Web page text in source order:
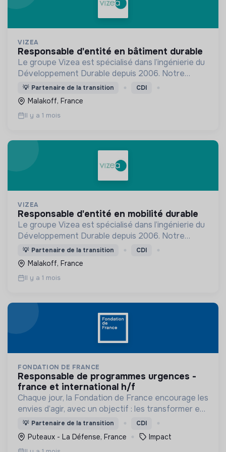
VIZEA
responsable d'entité en bâtiment durable
Le groupe Vizea est spécialisé dans l’ingénierie du
Développement Durable depuis 2006. Notre
objectif est de: "Rendre possible la transformation
de notre Société pour préserver la planète".
💡 Partenaire de la transition CDI
Malakoff, France
Il y a 1 mois
VIZEA
responsable d'entité en mobilité durable
Le groupe Vizea est spécialisé dans l’ingénierie du
Développement Durable depuis 2006. Notre
objectif est de: "Rendre possible la transformation
de notre Société pour préserver la planète".
💡 Partenaire de la transition CDI
Malakoff, France
Il y a 1 mois
FONDATION DE FRANCE
responsable de programmes urgences -
france et international h/f
Chaque jour, la Fondation de France encourage les
envies d’agir, avec un objectif : les transformer en
actions utiles et efficaces pour construire une
société plus digne et plus juste.
💡 Partenaire de la transition CDI
Puteaux - La Défense, France Impact